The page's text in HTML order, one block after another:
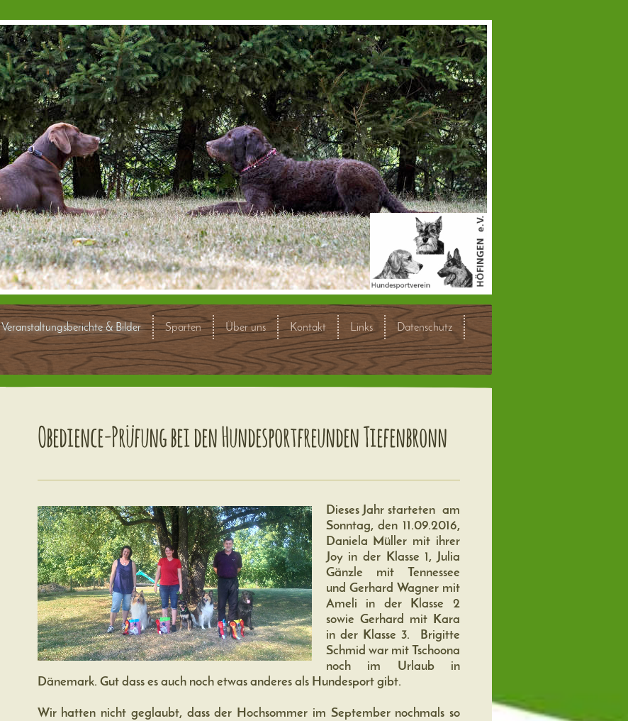
Veranstaltungsberichte & Bilder Sparten Über uns Kontakt Links Datenschutz
Obedience-Prüfung bei den Hundesportfreunden Tiefenbronn
Dieses Jahr starteten am
Sonntag, den 11.09.2016,
Daniela Müller mit ihrer
Joy in der Klasse 1, Julia
Gänzle mit Tennessee
und Gerhard Wagner mit
Ameli in der Klasse 2
sowie Gerhard mit Kara
in der Klasse 3. Brigitte
Schmid war mit Tschoona
noch im Urlaub in
Dänemark. Gut dass es auch noch etwas anderes als Hundesport gibt.
Wir hatten nicht geglaubt, dass der Hochsommer im September nochmals so